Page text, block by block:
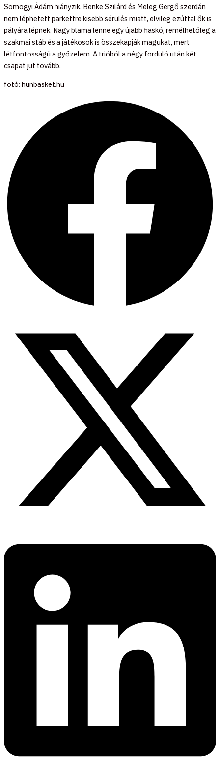
Somogyi Ádám hiányzik. Benke Szilárd és Meleg Gergő szerdán
nem léphetett parkettre kisebb sérülés miatt, elvileg ezúttal ők is
pályára lépnek. Nagy blama lenne egy újabb fiaskó, remélhetőleg a
szakmai stáb és a játékosok is összekapják magukat, mert
létfontosságú a győzelem. A trióból a négy forduló után két
csapat jut tovább.
fotó: hunbasket.hu